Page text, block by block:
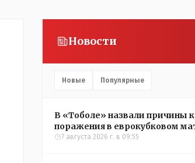
Новости
Новые Популярные
В «Тоболе» назвали причины
поражения в еврокубковом
7 августа 2026 г. в 09:55